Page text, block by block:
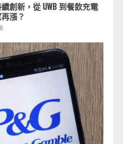
創新，從 UWB 到餐飲充電
漲？